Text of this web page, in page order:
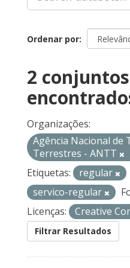
Ordenar por
2
Organizações:
Agência Nacional de
Terrestres - ANTT
Etiquetas:
regular
servico-regular
Licenças:
Creative
Filtrar Resultados